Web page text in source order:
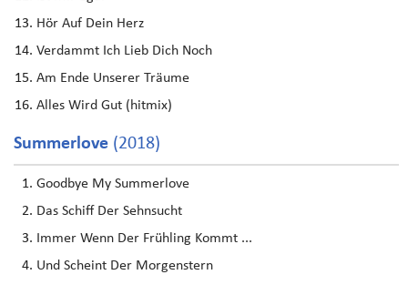
Hör Auf Dein Herz
Verdammt Ich Lieb Dich Noch
Am Ende Unserer Träume
Alles Wird Gut (hitmix)
Summerlove (2018)
Goodbye My Summerlove
Das Schiff Der Sehnsucht
Immer Wenn Der Frühling Kommt ...
Und Scheint Der Morgenstern